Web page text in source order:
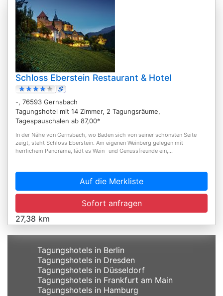
Schloss Eberstein Restaurant & Hotel
-, 76593 Gernsbach
Tagungshotel mit 14 Zimmer, 2 Tagungsräume,
Tagespauschalen ab 87,00*
In der Nähe von Gernsbach, wo Baden sich von seiner schönsten Seite
zeigt, steht Schloss Eberstein. Am eigenen Weinberg gelegen mit
herrlichem Panorama, lädt es Wein- und Genussfreunde ein,...
Auf die Merkliste
Sofort anfragen
27,38 km
Tagungshotels in Berlin
Tagungshotels in Dresden
Tagungshotels in Düsseldorf
Tagungshotels in Frankfurt am Main
Tagungshotels in Hamburg